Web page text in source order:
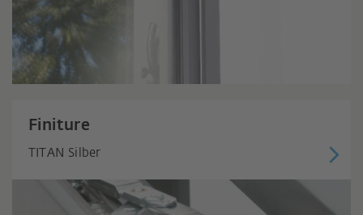
Finiture
TITAN Silber